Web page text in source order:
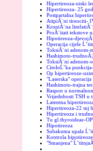
Hipertireoza-niski
Hipertireoza- 25 god
Postpartalna
AtipiĂ¨ni tireociti-
KroniĂ¨na
ProĂ¨itati tekstove
Hipotireoza-
Operacija cijele
ToksiĂ¨ni adenom-
Hashimoto-
ToksiĂ¨ni adenom-
CitoloĹˇka
Op hipertireoze-
"Laserska" operacija
Hashimoto-trajna
Raspon u
Vrijednbosti TSH u
Latentna
Hipertireoza-22 mj
Hipertireoza i
Tu gl.thyroideae-
Hipotireoza
Subakutna upala
Kontrola hipotireoze
"Smanjena"